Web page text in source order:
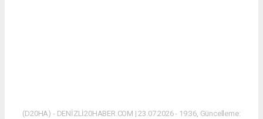
(D20HA) - DENİZLİ20HABER.COM | 23.07.2026 - 19:36, Güncelleme: